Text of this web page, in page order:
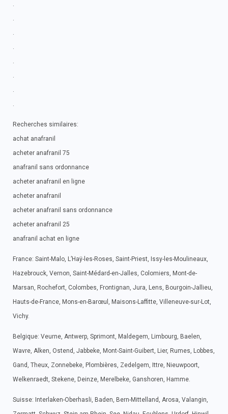
.
.
.
.
.
.
.
.
Recherches similaires:
achat anafranil
acheter anafranil 75
anafranil sans ordonnance
acheter anafranil en ligne
acheter anafranil
acheter anafranil sans ordonnance
acheter anafranil 25
anafranil achat en ligne
France: Saint-Malo, L’Haÿ-les-Roses, Saint-Priest, Issy-les-Moulineaux,
Hazebrouck, Vernon, Saint-Médard-en-Jalles, Colomiers, Mont-de-
Marsan, Rochefort, Colombes, Frontignan, Jura, Lens, Bourgoin-Jallieu,
Hauts-de-France, Mons-en-Barœul, Maisons-Laffitte, Villeneuve-sur-Lot,
Vichy.
Belgique: Veurne, Antwerp, Sprimont, Maldegem, Limbourg, Baelen,
Wavre, Alken, Ostend, Jabbeke, Mont-Saint-Guibert, Lier, Rumes, Lobbes,
Gand, Theux, Zonnebeke, Plombières, Zedelgem, Ittre, Nieuwpoort,
Welkenraedt, Stekene, Deinze, Merelbeke, Ganshoren, Hamme.
Suisse: Interlaken-Oberhasli, Baden, Bern-Mittelland, Arosa, Valangin,